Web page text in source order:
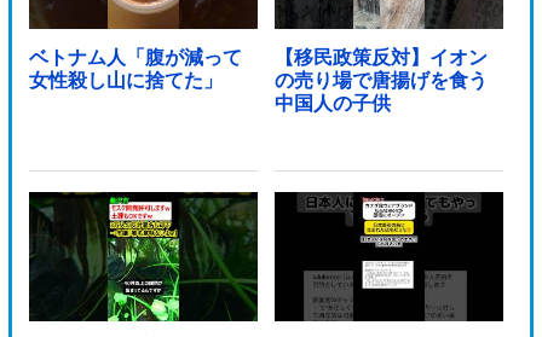
ベトナム人「腹が減って
女性殺し山に捨てた」
【移民政策反対】イオン
の売り場で唐揚げを食う
中国人の子供